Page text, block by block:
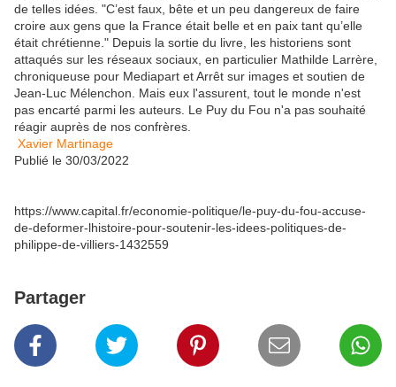
de telles idées. "C’est faux, bête et un peu dangereux de faire
croire aux gens que la France était belle et en paix tant qu’elle
était chrétienne." Depuis la sortie du livre, les historiens sont
attaqués sur les réseaux sociaux, en particulier Mathilde Larrère,
chroniqueuse pour Mediapart et Arrêt sur images et soutien de
Jean-Luc Mélenchon. Mais eux l'assurent, tout le monde n'est
pas encarté parmi les auteurs. Le Puy du Fou n'a pas souhaité
réagir auprès de nos confrères.
Xavier Martinage
Publié le 30/03/2022
https://www.capital.fr/economie-politique/le-puy-du-fou-accuse-
de-deformer-lhistoire-pour-soutenir-les-idees-politiques-de-
philippe-de-villiers-1432559
Partager